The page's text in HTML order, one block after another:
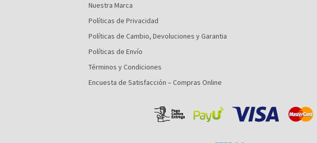
Nuestra Marca
Políticas de Privacidad
Políticas de Cambio, Devoluciones y Garantia
Políticas de Envío
Términos y Condiciones
Encuesta de Satisfacción – Compras Online